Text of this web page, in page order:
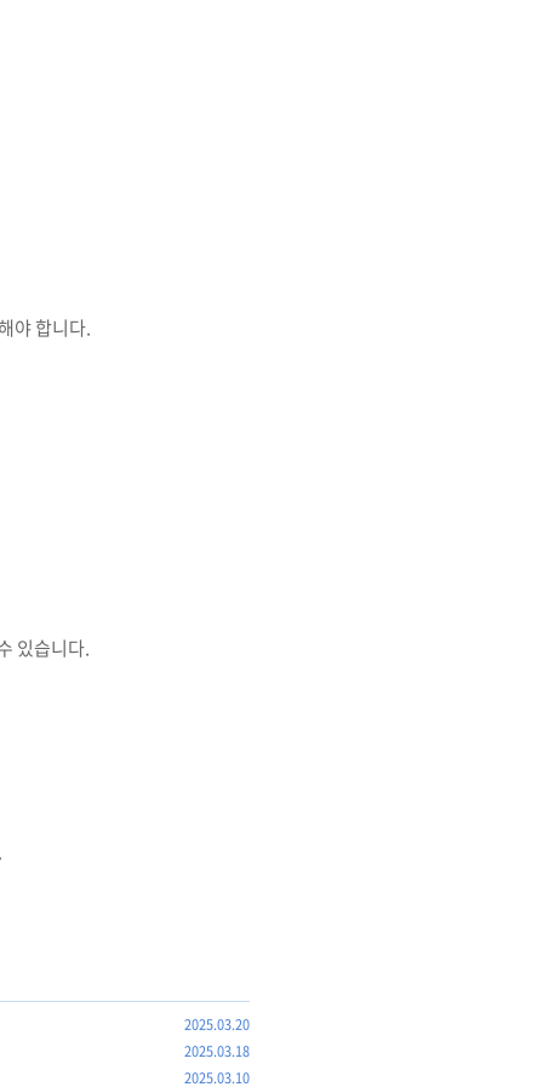
야 합니다.
있습니다.
2025.03.20
2025.03.18
2025.03.10